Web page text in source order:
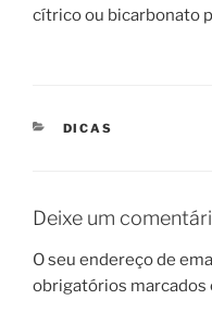
cítrico ou bicarbonato
CATEGORIAS
DICAS
Deixe um
O seu endereço de
obrigatórios marcados